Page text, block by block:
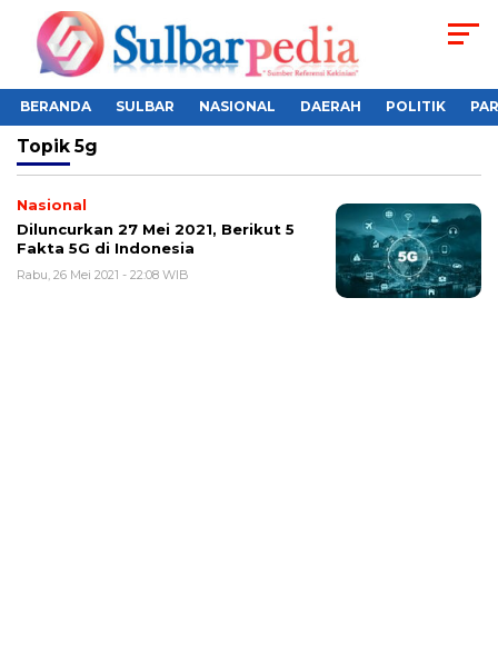
BERANDA SULBAR NASIONAL DAERAH POLITIK
Topik 5g
Nasional
Diluncurkan 27 Mei 2021, Berikut 5
Fakta 5G di Indonesia
Rabu, 26 Mei 2021 - 22:08 WIB